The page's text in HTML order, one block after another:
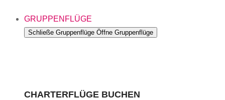
GRUPPENFLÜGE
Schließe Gruppenflüge Öffne Gruppenflüge
CHARTERFLÜGE BUCHEN